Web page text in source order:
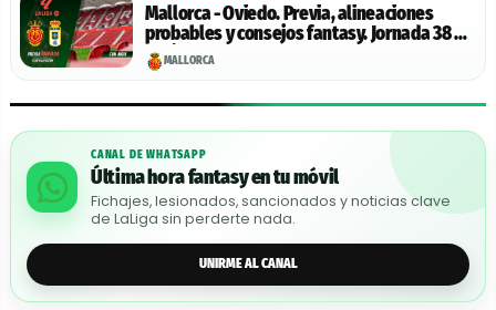
Mallorca - Oviedo. Previa, alineaciones
probables y consejos fantasy. Jornada 38 de
LaLiga.
MALLORCA
CANAL DE WHATSAPP
Última hora fantasy en tu móvil
Fichajes, lesionados, sancionados y noticias clave
de LaLiga sin perderte nada.
UNIRME AL CANAL